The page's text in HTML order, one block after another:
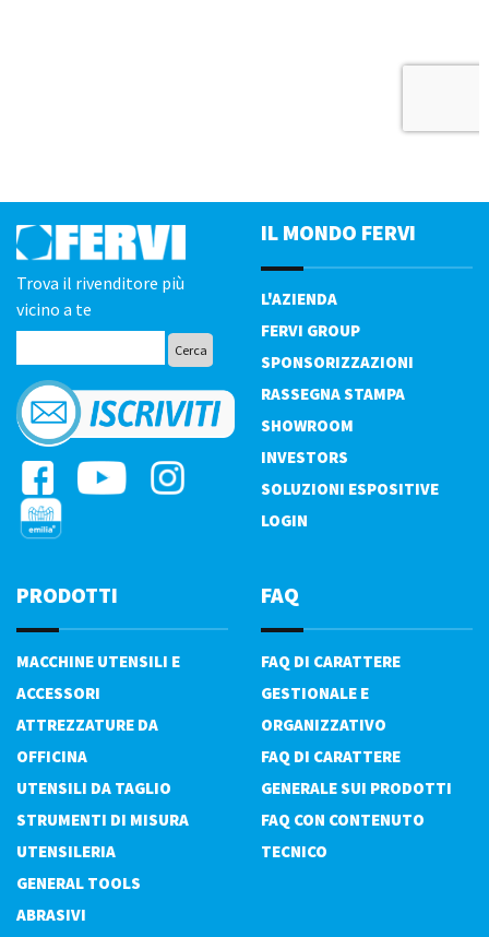
Trova il rivenditore più
vicino a te
IL MONDO FERVI
L'AZIENDA
FERVI GROUP
SPONSORIZZAZIONI
RASSEGNA STAMPA
SHOWROOM
INVESTORS
SOLUZIONI ESPOSITIVE
LOGIN
PRODOTTI
MACCHINE UTENSILI E
ACCESSORI
ATTREZZATURE DA
OFFICINA
UTENSILI DA TAGLIO
STRUMENTI DI MISURA
UTENSILERIA
GENERAL TOOLS
ABRASIVI
FAQ
FAQ DI CARATTERE
GESTIONALE E
ORGANIZZATIVO
FAQ DI CARATTERE
GENERALE SUI PRODOTTI
FAQ CON CONTENUTO
TECNICO